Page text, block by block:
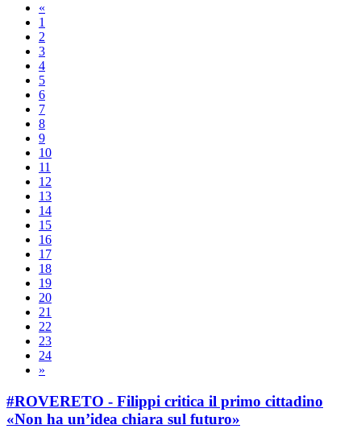
«
1
2
3
4
5
6
7
8
9
10
11
12
13
14
15
16
17
18
19
20
21
22
23
24
»
#ROVERETO - Filippi critica il primo cittadino
«Non ha un’idea chiara sul futuro»